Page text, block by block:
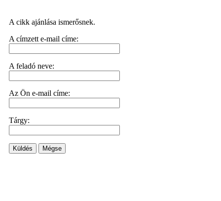
A cikk ajánlása ismerősnek.
A címzett e-mail címe:
A feladó neve:
Az Ön e-mail címe:
Tárgy:
Küldés Mégse